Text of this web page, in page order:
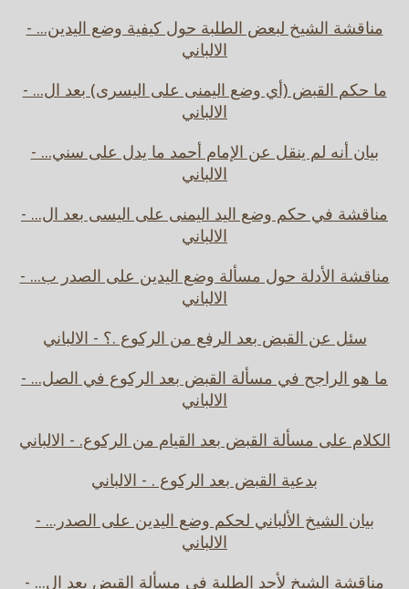
مناقشة الشيخ لبعض الطلبة حول كيفية وضع اليدين... -
الالباني
ما حكم القبض (أي وضع اليمنى على اليسرى) بعد ال... -
الالباني
بيان أنه لم ينقل عن الإمام أحمد ما يدل على سني... -
الالباني
مناقشة في حكم وضع اليد اليمنى على اليسى بعد ال... -
الالباني
مناقشة الأدلة حول مسألة وضع اليدين على الصدر ب... -
الالباني
سئل عن القبض بعد الرفع من الركوع .؟ - الالباني
ما هو الراجح في مسألة القبض بعد الركوع في الصل... -
الالباني
الكلام على مسألة القبض بعد القيام من الركوع. - الالباني
بدعية القبض بعد الركوع . - الالباني
بيان الشيخ الألباني لحكم وضع اليدين على الصدر... -
الالباني
مناقشة الشيخ لأحد الطلبة في مسألة القبض بعد ال... -